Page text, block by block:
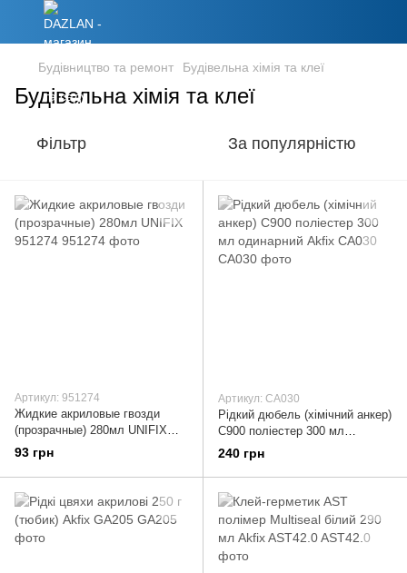
Будівництво та ремонт Будівельна хімія та клеї
Будівельна хімія та клеї
Фільтр За популярністю
Артикул: 951274
Жидкие акриловые гвозди
(прозрачные) 280мл UNIFIX
951274
93 грн
Артикул: CA030
Рідкий дюбель (хімічний анкер)
С900 поліестер 300 мл
одинарний Akfix CA030
240 грн